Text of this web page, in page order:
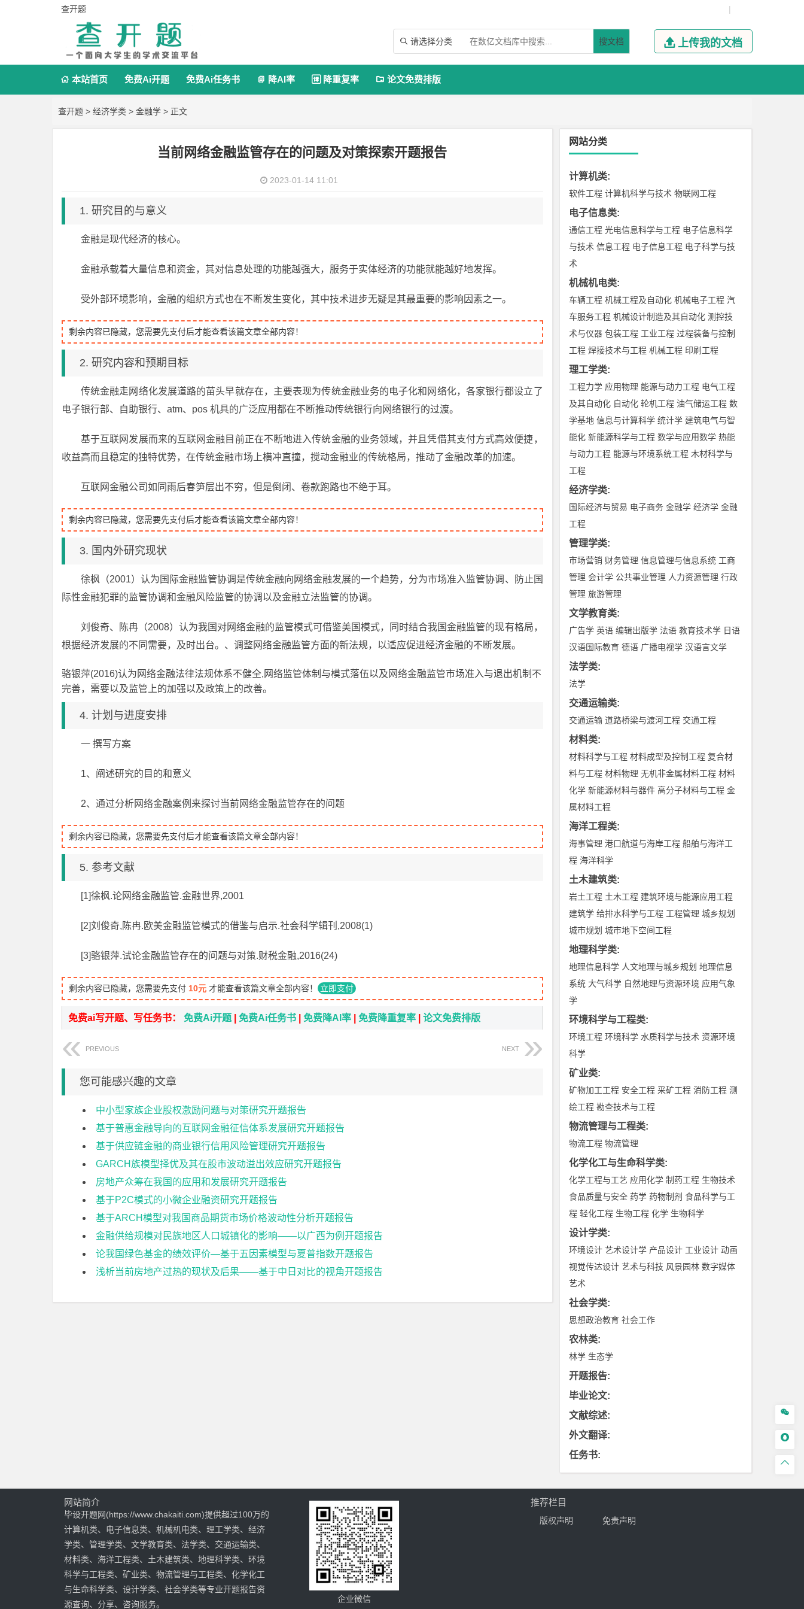
查开题 |
 请选择分类 搜文档  上传我的文档
 本站首页 免费Ai开题 免费Ai任务书  降AI率  降重复率  论文免费排版
查开题 > 经济学类 > 金融学 > 正文
当前网络金融监管存在的问题及对策探索开题报告
2023-01-14 11:01
1. 研究目的与意义
金融是现代经济的核心。
金融承载着大量信息和资金，其对信息处理的功能越强大，服务于实体经济的功能就能越好地发挥。
受外部环境影响，金融的组织方式也在不断发生变化，其中技术进步无疑是其最重要的影响因素之一。
剩余内容已隐藏，您需要先支付后才能查看该篇文章全部内容！
2. 研究内容和预期目标
传统金融走网络化发展道路的苗头早就存在，主要表现为传统金融业务的电子化和网络化，各家银行都设立了
电子银行部、自助银行、atm、pos 机具的广泛应用都在不断推动传统银行向网络银行的过渡。
基于互联网发展而来的互联网金融目前正在不断地进入传统金融的业务领域，并且凭借其支付方式高效便捷，
收益高而且稳定的独特优势，在传统金融市场上横冲直撞，搅动金融业的传统格局，推动了金融改革的加速。
互联网金融公司如同雨后春笋层出不穷，但是倒闭、卷款跑路也不绝于耳。
剩余内容已隐藏，您需要先支付后才能查看该篇文章全部内容！
3. 国内外研究现状
徐枫（2001）认为国际金融监管协调是传统金融向网络金融发展的一个趋势，分为市场准入监管协调、防止国
际性金融犯罪的监管协调和金融风险监管的协调以及金融立法监管的协调。
刘俊奇、陈冉（2008）认为我国对网络金融的监管模式可借鉴美国模式，同时结合我国金融监管的现有格局，
根据经济发展的不同需要，及时出台。、调整网络金融监管方面的新法规，以适应促进经济金融的不断发展。
骆银萍(2016)认为网络金融法律法规体系不健全,网络监管体制与模式落伍以及网络金融监管市场准入与退出机制不
完善，需要以及监管上的加强以及政策上的改善。
4. 计划与进度安排
一 撰写方案
1、阐述研究的目的和意义
2、通过分析网络金融案例来探讨当前网络金融监管存在的问题
剩余内容已隐藏，您需要先支付后才能查看该篇文章全部内容！
5. 参考文献
[1]徐枫.论网络金融监管.金融世界,2001
[2]刘俊奇,陈冉.欧美金融监管模式的借鉴与启示.社会科学辑刊,2008(1)
[3]骆银萍.试论金融监管存在的问题与对策.财税金融,2016(24)
剩余内容已隐藏，您需要先支付 10元 才能查看该篇文章全部内容！ 立即支付
免费ai写开题、写任务书： 免费Ai开题 免费Ai任务书 免费降AI率 免费降重复率 论文免费排版
PREVIOUS NEXT
您可能感兴趣的文章
中小型家族企业股权激励问题与对策研究开题报告
基于普惠金融导向的互联网金融征信体系发展研究开题报告
基于供应链金融的商业银行信用风险管理研究开题报告
GARCH族模型择优及其在股市波动溢出效应研究开题报告
房地产众筹在我国的应用和发展研究开题报告
基于P2C模式的小微企业融资研究开题报告
基于ARCH模型对我国商品期货市场价格波动性分析开题报告
金融供给规模对民族地区人口城镇化的影响——以广西为例开题报告
论我国绿色基金的绩效评价—基于五因素模型与夏普指数开题报告
浅析当前房地产过热的现状及后果——基于中日对比的视角开题报告
网站分类
计算机类:
软件工程 计算机科学与技术 物联网工程
电子信息类:
通信工程 光电信息科学与工程 电子信息科学
与技术 信息工程 电子信息工程 电子科学与技
术
机械机电类:
车辆工程 机械工程及自动化 机械电子工程 汽
车服务工程 机械设计制造及其自动化 测控技
术与仪器 包装工程 工业工程 过程装备与控制
工程 焊接技术与工程 机械工程 印刷工程
理工学类:
工程力学 应用物理 能源与动力工程 电气工程
及其自动化 自动化 轮机工程 油气储运工程 数
学基地 信息与计算科学 统计学 建筑电气与智
能化 新能源科学与工程 数学与应用数学 热能
与动力工程 能源与环境系统工程 木材科学与
工程
经济学类:
国际经济与贸易 电子商务 金融学 经济学 金融
工程
管理学类:
市场营销 财务管理 信息管理与信息系统 工商
管理 会计学 公共事业管理 人力资源管理 行政
管理 旅游管理
文学教育类:
广告学 英语 编辑出版学 法语 教育技术学 日语
汉语国际教育 德语 广播电视学 汉语言文学
法学类:
法学
交通运输类:
交通运输 道路桥梁与渡河工程 交通工程
材料类:
材料科学与工程 材料成型及控制工程 复合材
料与工程 材料物理 无机非金属材料工程 材料
化学 新能源材料与器件 高分子材料与工程 金
属材料工程
海洋工程类:
海事管理 港口航道与海岸工程 船舶与海洋工
程 海洋科学
土木建筑类:
岩土工程 土木工程 建筑环境与能源应用工程
建筑学 给排水科学与工程 工程管理 城乡规划
城市规划 城市地下空间工程
地理科学类:
地理信息科学 人文地理与城乡规划 地理信息
系统 大气科学 自然地理与资源环境 应用气象
学
环境科学与工程类:
环境工程 环境科学 水质科学与技术 资源环境
科学
矿业类:
矿物加工工程 安全工程 采矿工程 消防工程 测
绘工程 勘查技术与工程
物流管理与工程类:
物流工程 物流管理
化学化工与生命科学类:
化学工程与工艺 应用化学 制药工程 生物技术
食品质量与安全 药学 药物制剂 食品科学与工
程 轻化工程 生物工程 化学 生物科学
设计学类:
环境设计 艺术设计学 产品设计 工业设计 动画
视觉传达设计 艺术与科技 风景园林 数字媒体
艺术
社会学类:
思想政治教育 社会工作
农林类:
林学 生态学
开题报告:
毕业论文:
文献综述:
外文翻译:
任务书:



网站简介
毕设开题网(https://www.chakaiti.com)提供超过100万的
计算机类、电子信息类、机械机电类、理工学类、经济
学类、管理学类、文学教育类、法学类、交通运输类、
材料类、海洋工程类、土木建筑类、地理科学类、环境
科学与工程类、矿业类、物流管理与工程类、化学化工
与生命科学类、设计学类、社会学类等专业开题报告资
源查询、分享、咨询服务。
企业微信
推荐栏目
版权声明 免责声明